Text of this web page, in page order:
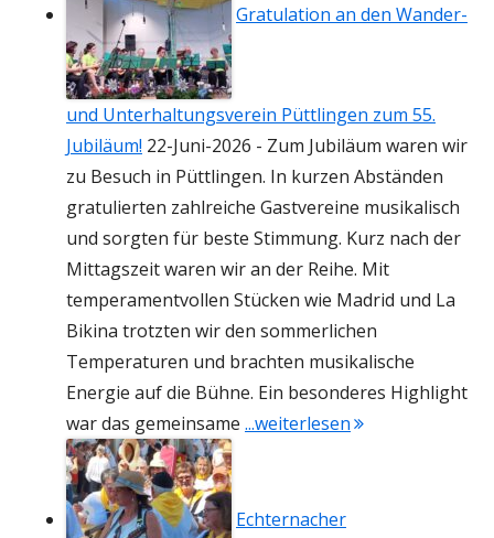
Gratulation an den Wander-
und Unterhaltungsverein Püttlingen zum 55.
Jubiläum! 22-Juni-2026 - Zum Jubiläum waren wir
zu Besuch in Püttlingen. In kurzen Abständen
gratulierten zahlreiche Gastvereine musikalisch
und sorgten für beste Stimmung. Kurz nach der
Mittagszeit waren wir an der Reihe. Mit
temperamentvollen Stücken wie Madrid und La
Bikina trotzten wir den sommerlichen
Temperaturen und brachten musikalische
Energie auf die Bühne. Ein besonderes Highlight
war das gemeinsame ...weiterlesen"Gratulation an
Echternacher